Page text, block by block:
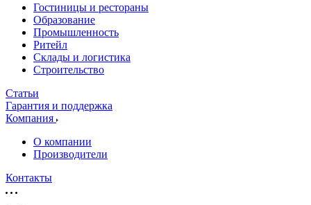
Гостиницы и рестораны
Образование
Промышленность
Ритейл
Склады и логистика
Строительство
Статьи
Гарантия и поддержка
Компания
О компании
Производители
Контакты